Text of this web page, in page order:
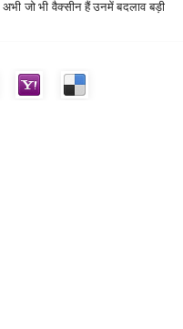
जो भी वैक्सीन हैं उनमें बदलाव बड़ी